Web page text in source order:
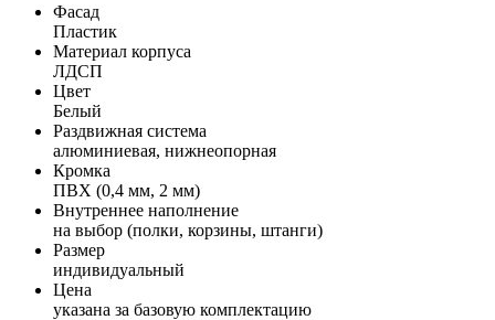
Фасад
Пластик
Материал корпуса
ЛДСП
Цвет
Белый
Раздвижная система
алюминиевая, нижнеопорная
Кромка
ПВХ (0,4 мм, 2 мм)
Внутреннее наполнение
на выбор (полки, корзины, штанги)
Размер
индивидуальный
Цена
указана за базовую комплектацию